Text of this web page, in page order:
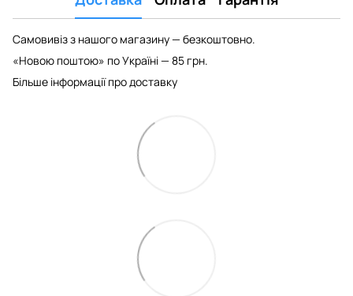
Самовивіз з нашого магазину — безкоштовно.
«Новою поштою» по Україні — 85 грн.
Більше інформації про доставку